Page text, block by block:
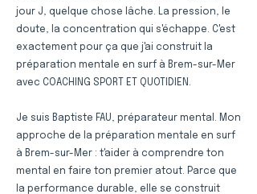
jour J, quelque chose lâche. La pression, le
doute, la concentration qui s'échappe. C'est
exactement pour ça que j'ai construit la
préparation mentale en surf à Brem-sur-Mer
avec COACHING SPORT ET QUOTIDIEN.
Je suis Baptiste FAU, préparateur mental. Mon
approche de la préparation mentale en surf
à Brem-sur-Mer : t'aider à comprendre ton
mental en faire ton premier atout. Parce que
la performance durable, elle se construit